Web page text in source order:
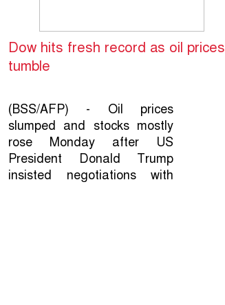
Dow hits fresh record as oil prices
tumble
(BSS/AFP) - Oil prices
slumped and stocks mostly
rose Monday after US
President Donald Trump
insisted negotiations with